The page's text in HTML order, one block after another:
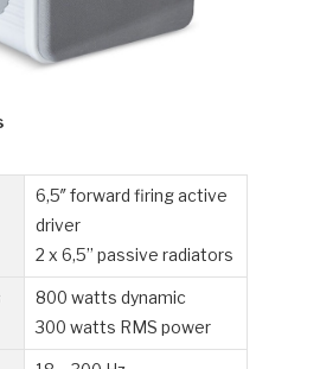
6,5″ forward firing active
driver
2 x 6,5” passive radiators
800 watts dynamic
300 watts RMS power